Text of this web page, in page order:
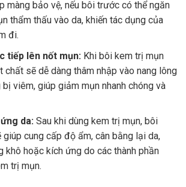
màng bảo vệ, nếu bôi trước có thể ngăn
thẩm thấu vào da, khiến tác dụng của
đi.
tiếp lên nốt mụn: Khi bôi kem trị mụn
chất sẽ dễ dàng thâm nhập vào nang lông
viêm, giúp giảm mụn nhanh chóng và
da: Sau khi dùng kem trị mụn, bôi
giúp cung cấp độ ẩm, cân bằng lại da,
khô hoặc kích ứng do các thành phần
trị mụn.